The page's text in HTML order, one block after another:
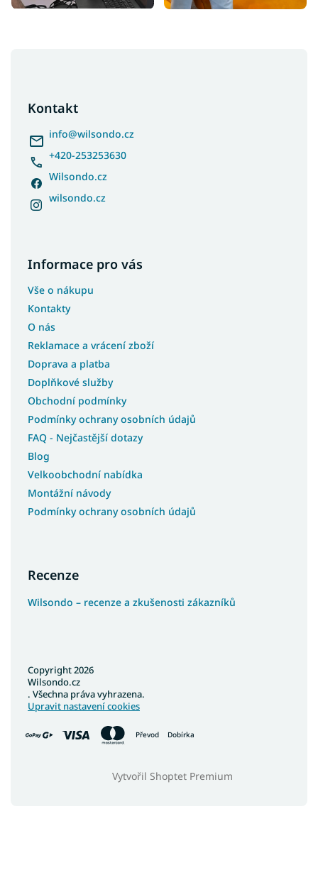
Kontakt
info@wilsondo.cz
+420-253253630
Wilsondo.cz
wilsondo.cz
Informace pro vás
Vše o nákupu
Kontakty
O nás
Reklamace a vrácení zboží
Doprava a platba
Doplňkové služby
Obchodní podmínky
Podmínky ochrany osobních údajů
FAQ - Nejčastější dotazy
Blog
Velkoobchodní nabídka
Montážní návody
Podmínky ochrany osobních údajů
Recenze
Wilsondo – recenze a zkušenosti zákazníků
Převod Dobírka
Vytvořil Shoptet Premium
Copyright 2026
Wilsondo.cz
. Všechna práva vyhrazena.
Upravit nastavení cookies